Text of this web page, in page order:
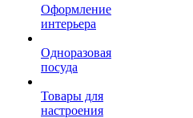
Оформление
интерьера
Одноразовая
посуда
Товары для
настроения